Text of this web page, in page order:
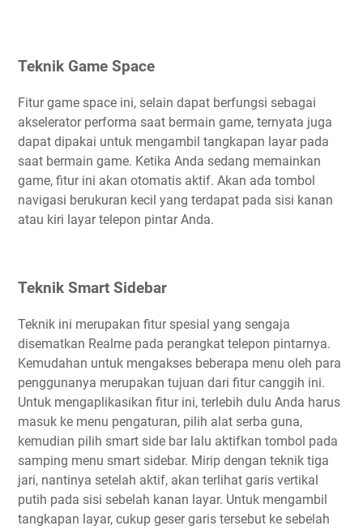
Teknik Game Space
Fitur game space ini, selain dapat berfungsi sebagai
akselerator performa saat bermain game, ternyata juga
dapat dipakai untuk mengambil tangkapan layar pada
saat bermain game. Ketika Anda sedang memainkan
game, fitur ini akan otomatis aktif. Akan ada tombol
navigasi berukuran kecil yang terdapat pada sisi kanan
atau kiri layar telepon pintar Anda.
Teknik Smart Sidebar
Teknik ini merupakan fitur spesial yang sengaja
disematkan Realme pada perangkat telepon pintarnya.
Kemudahan untuk mengakses beberapa menu oleh para
penggunanya merupakan tujuan dari fitur canggih ini.
Untuk mengaplikasikan fitur ini, terlebih dulu Anda harus
masuk ke menu pengaturan, pilih alat serba guna,
kemudian pilih smart side bar lalu aktifkan tombol pada
samping menu smart sidebar. Mirip dengan teknik tiga
jari, nantinya setelah aktif, akan terlihat garis vertikal
putih pada sisi sebelah kanan layar. Untuk mengambil
tangkapan layar, cukup geser garis tersebut ke sebelah